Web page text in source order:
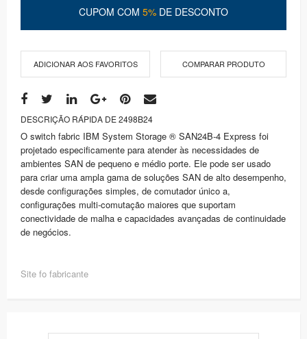
CUPOM COM 5% DE DESCONTO
ADICIONAR AOS FAVORITOS COMPARAR PRODUTO
DESCRIÇÃO RÁPIDA DE 2498B24
O switch fabric IBM System Storage ® SAN24B-4 Express foi
projetado especificamente para atender às necessidades de
ambientes SAN de pequeno e médio porte. Ele pode ser usado
para criar uma ampla gama de soluções SAN de alto desempenho,
desde configurações simples, de comutador único a,
configurações multi-comutação maiores que suportam
conectividade de malha e capacidades avançadas de continuidade
de negócios.
Site fo fabricante